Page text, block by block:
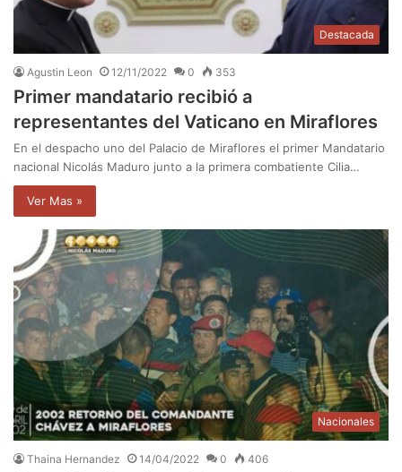
Destacada
Agustin Leon 12/11/2022 0 353
Primer mandatario recibió a
representantes del Vaticano en Miraflores
En el despacho uno del Palacio de Miraflores el primer Mandatario
nacional Nicolás Maduro junto a la primera combatiente Cilia…
Ver Mas »
Nacionales
Thaina Hernandez 14/04/2022 0 406